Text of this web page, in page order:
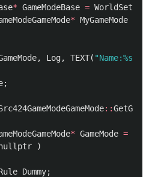
* GameModeBase = WorldSetting
* MyGameMode
, Log, TEXT( "Name:%s"
;
::
* GameMode =
)
Dummy;